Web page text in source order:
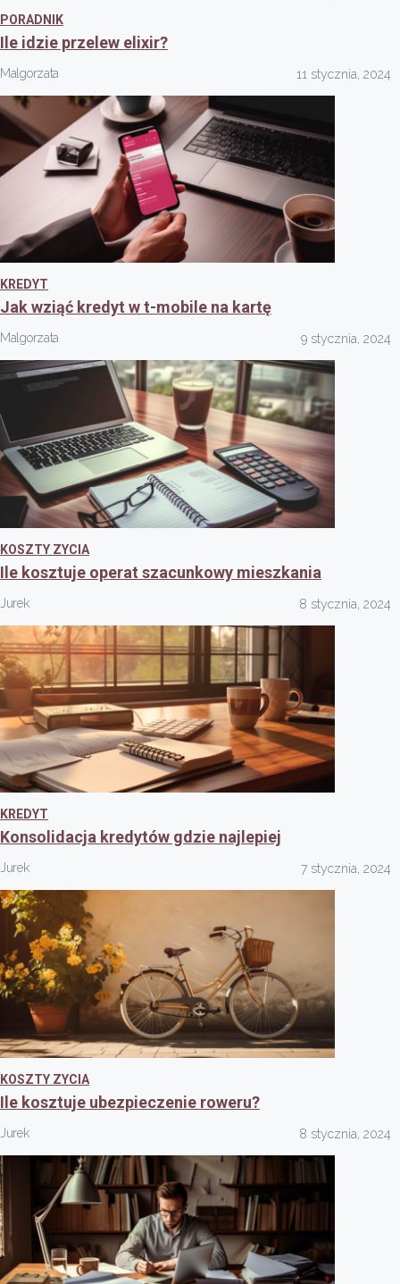
PORADNIK
Ile idzie przelew elixir?
Malgorzata 11 stycznia, 2024
KREDYT
Jak wziąć kredyt w t-mobile na kartę
Malgorzata 9 stycznia, 2024
KOSZTY ZYCIA
Ile kosztuje operat szacunkowy mieszkania
Jurek 8 stycznia, 2024
KREDYT
Konsolidacja kredytów gdzie najlepiej
Jurek 7 stycznia, 2024
KOSZTY ZYCIA
Ile kosztuje ubezpieczenie roweru?
Jurek 8 stycznia, 2024